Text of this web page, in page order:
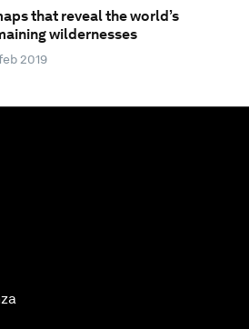
that reveal the world’s
wildernesses
2019